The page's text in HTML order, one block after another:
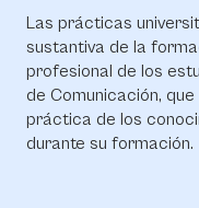
Las prácticas
sustantiva de la
profesional de los
de Comunicación,
práctica de los
durante su formación.